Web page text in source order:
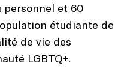
personnel et 60
étudiante de
de vie des
LGBTQ+.